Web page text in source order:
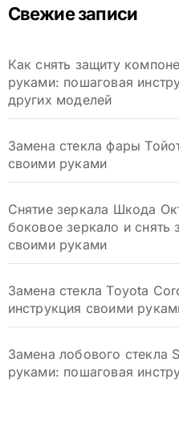
:Свежие записи
Как снять защиту
руками: пошаговая
других моделей
Замена стекла фары
своими руками
Снятие зеркала Шкода
боковое зеркало и снять
своими руками
Замена стекла Toyota
инструкция своими
Замена лобового стекла
руками: пошаговая